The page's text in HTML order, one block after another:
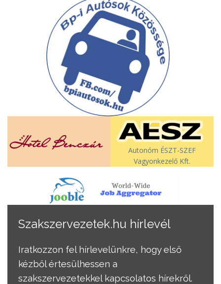
Autonóm ÉSZT-SZEF
Vagyonkezelő Kft.
Szakszervezetek.hu hírlevél
Iratkozzon fel hírlevelünkre, hogy első
kézből értesülhessen a
szakszervezetekkel kapcsolatos hírekről.